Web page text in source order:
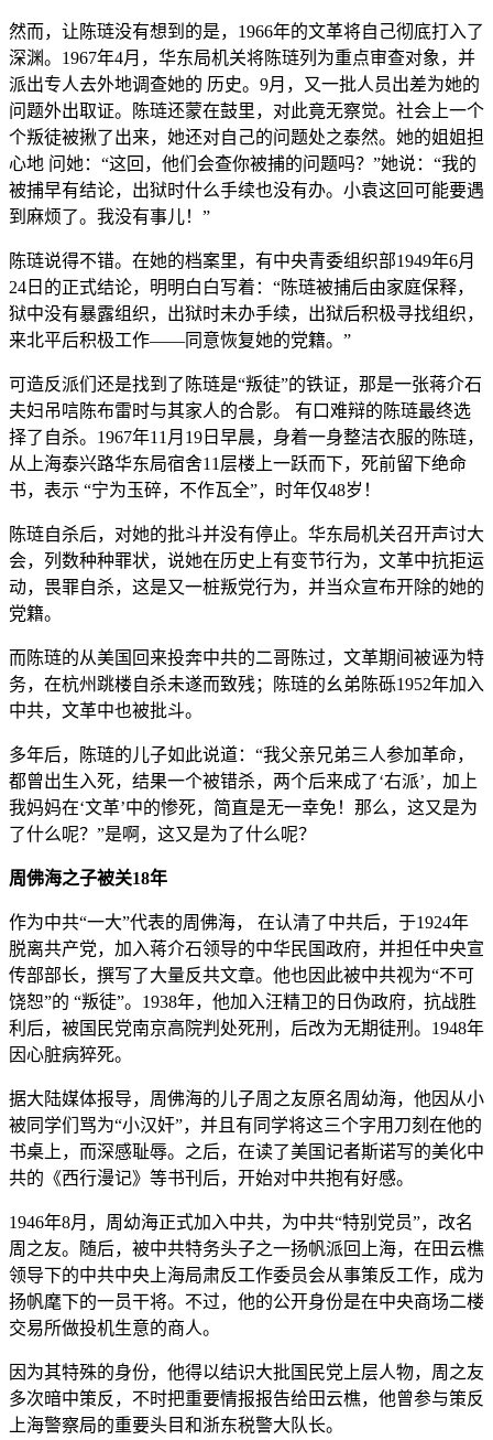
然而，让陈琏没有想到的是，1966年的文革将自己彻底打入了
深渊。1967年4月，华东局机关将陈琏列为重点审查对象，并
派出专人去外地调查她的 历史。9月，又一批人员出差为她的
问题外出取证。陈琏还蒙在鼓里，对此竟无察觉。社会上一个
个叛徒被揪了出来，她还对自己的问题处之泰然。她的姐姐担
心地 问她：“这回，他们会查你被捕的问题吗？”她说：“我的
被捕早有结论，出狱时什么手续也没有办。小袁这回可能要遇
到麻烦了。我没有事儿！”
陈琏说得不错。在她的档案里，有中央青委组织部1949年6月
24日的正式结论，明明白白写着：“陈琏被捕后由家庭保释，
狱中没有暴露组织，出狱时未办手续，出狱后积极寻找组织，
来北平后积极工作——同意恢复她的党籍。”
可造反派们还是找到了陈琏是“叛徒”的铁证，那是一张蒋介石
夫妇吊唁陈布雷时与其家人的合影。 有口难辩的陈琏最终选
择了自杀。1967年11月19日早晨，身着一身整洁衣服的陈琏，
从上海泰兴路华东局宿舍11层楼上一跃而下，死前留下绝命
书，表示 “宁为玉碎，不作瓦全”，时年仅48岁！
陈琏自杀后，对她的批斗并没有停止。华东局机关召开声讨大
会，列数种种罪状，说她在历史上有变节行为，文革中抗拒运
动，畏罪自杀，这是又一桩叛党行为，并当众宣布开除的她的
党籍。
而陈琏的从美国回来投奔中共的二哥陈过，文革期间被诬为特
务，在杭州跳楼自杀未遂而致残；陈琏的幺弟陈砾1952年加入
中共，文革中也被批斗。
多年后，陈琏的儿子如此说道：“我父亲兄弟三人参加革命，
都曾出生入死，结果一个被错杀，两个后来成了‘右派’，加上
我妈妈在‘文革’中的惨死，简直是无一幸免！那么，这又是为
了什么呢？”是啊，这又是为了什么呢？
周佛海之子被关18年
作为中共“一大”代表的周佛海， 在认清了中共后，于1924年
脱离共产党，加入蒋介石领导的中华民国政府，并担任中央宣
传部部长，撰写了大量反共文章。他也因此被中共视为“不可
饶恕”的 “叛徒”。1938年，他加入汪精卫的日伪政府，抗战胜
利后，被国民党南京高院判处死刑，后改为无期徒刑。1948年
因心脏病猝死。
据大陆媒体报导，周佛海的儿子周之友原名周幼海，他因从小
被同学们骂为“小汉奸”，并且有同学将这三个字用刀刻在他的
书桌上，而深感耻辱。之后，在读了美国记者斯诺写的美化中
共的《西行漫记》等书刊后，开始对中共抱有好感。
1946年8月，周幼海正式加入中共，为中共“特别党员”，改名
周之友。随后，被中共特务头子之一扬帆派回上海，在田云樵
领导下的中共中央上海局肃反工作委员会从事策反工作，成为
扬帆麾下的一员干将。不过，他的公开身份是在中央商场二楼
交易所做投机生意的商人。
因为其特殊的身份，他得以结识大批国民党上层人物，周之友
多次暗中策反，不时把重要情报报告给田云樵，他曾参与策反
上海警察局的重要头目和浙东税警大队长。